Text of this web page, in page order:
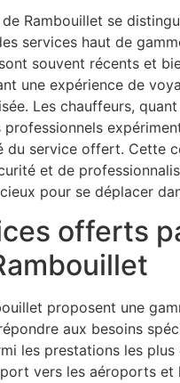
Rambouillet se
services haut de
souvent récents et
une expérience de
Les chauffeurs,
du service offert. Cette
et de
pour se déplacer
offerts
proposent une
aux besoins
les prestations les plus
vers les aéroports et